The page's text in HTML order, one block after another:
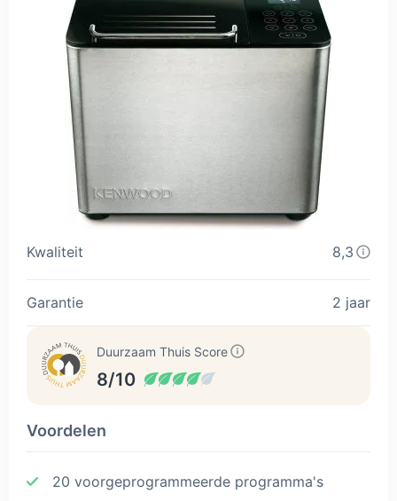
Kwaliteit 8,3
Garantie 2 jaar
Duurzaam Thuis Score
8/10
Voordelen
20 voorgeprogrammeerde programma's